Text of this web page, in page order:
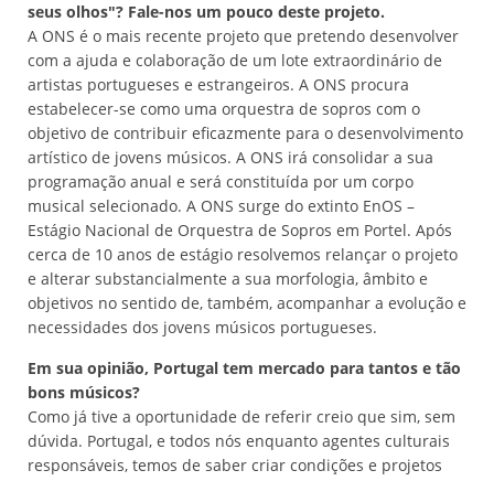
seus olhos"? Fale-nos um pouco deste projeto.
A ONS é o mais recente projeto que pretendo desenvolver
com a ajuda e colaboração de um lote extraordinário de
artistas portugueses e estrangeiros. A ONS procura
estabelecer-se como uma orquestra de sopros com o
objetivo de contribuir eficazmente para o desenvolvimento
artístico de jovens músicos. A ONS irá consolidar a sua
programação anual e será constituída por um corpo
musical selecionado. A ONS surge do extinto EnOS –
Estágio Nacional de Orquestra de Sopros em Portel. Após
cerca de 10 anos de estágio resolvemos relançar o projeto
e alterar substancialmente a sua morfologia, âmbito e
objetivos no sentido de, também, acompanhar a evolução e
necessidades dos jovens músicos portugueses.
Em sua opinião, Portugal tem mercado para tantos e tão
bons músicos?
Como já tive a oportunidade de referir creio que sim, sem
dúvida. Portugal, e todos nós enquanto agentes culturais
responsáveis, temos de saber criar condições e projetos